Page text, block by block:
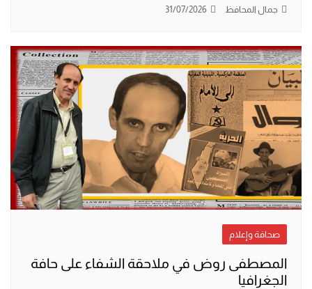
جمال المحافظ 31/07/2026
صحافة وإعلام
المصطفى روض في ملاحقة الشفاء على حافة
الجغرافيا